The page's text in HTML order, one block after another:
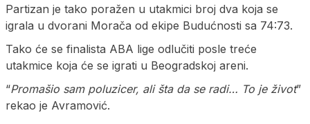
Partizan je tako poražen u utakmici broj dva koja se
igrala u dvorani Morača od ekipe Budućnosti sa 74:73.
Tako će se finalista ABA lige odlučiti posle treće
utakmice koja će se igrati u Beogradskoj areni.
“Promašio sam poluzicer, ali šta da se radi… To je život”
rekao je Avramović.